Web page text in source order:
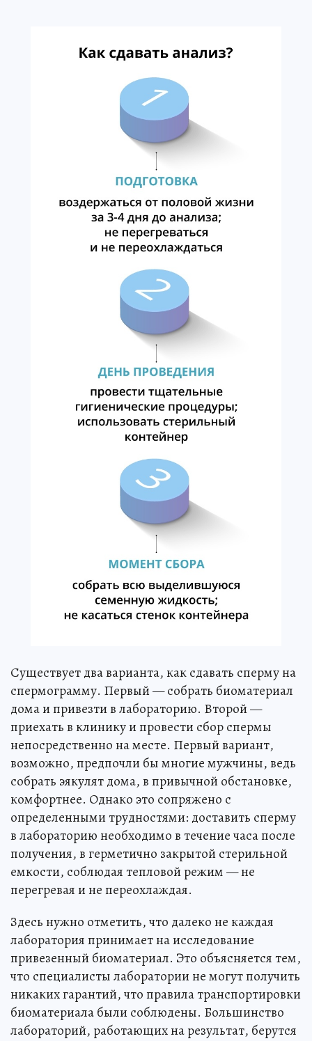
Существует два варианта, как сдавать сперму на
спермограмму. Первый — собрать биоматериал
дома и привезти в лабораторию. Второй —
приехать в клинику и провести сбор спермы
непосредственно на месте. Первый вариант,
возможно, предпочли бы многие мужчины, ведь
собрать эякулят дома, в привычной обстановке,
комфортнее. Однако это сопряжено с
определенными трудностями: доставить сперму
в лабораторию необходимо в течение часа после
получения, в герметично закрытой стерильной
емкости, соблюдая тепловой режим — не
перегревая и не переохлаждая.
Здесь нужно отметить, что далеко не каждая
лаборатория принимает на исследование
привезенный биоматериал. Это объясняется тем,
что специалисты лаборатории не могут получить
никаких гарантий, что правила транспортировки
биоматериала были соблюдены. Большинство
лабораторий, работающих на результат, берутся